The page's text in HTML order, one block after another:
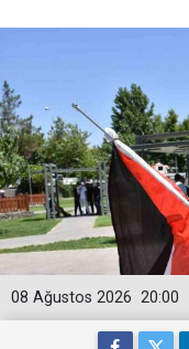
20:00
08 Ağustos 2026